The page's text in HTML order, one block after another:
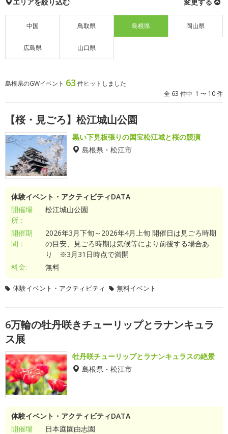
中国 鳥取県 島根県 岡山県
広島県 山口県
島根県のGWイベント 63 件ヒットしました
全 63 件中 1 〜 10 件
【桜・見ごろ】松江城山公園
黒い下見板張りの国宝松江城と桜の競演
島根県・松江市
体験イベント・アクティビティDATA
開催場
所：
松江城山公園
開催期
間：
2026年3月下旬～2026年4月上旬 開催日は見ごろ時期
の目安、見ごろ時期は気候等により前後する場合あ
り ※3月31日時点で満開
料金:
無料
体験イベント・アクティビティ 無料イベント
6万輪の牡丹咲きチューリップとラナンキュラ
ス展
牡丹咲チューリップとラナンキュラスの絶景
島根県・松江市
体験イベント・アクティビティDATA
開催場
日本庭園由志園